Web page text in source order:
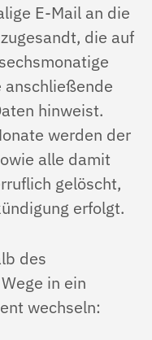
E-Mail an die
die auf
hinweist.
werden der
alle damit
gelöscht,
erfolgt.
des
in ein
wechseln: